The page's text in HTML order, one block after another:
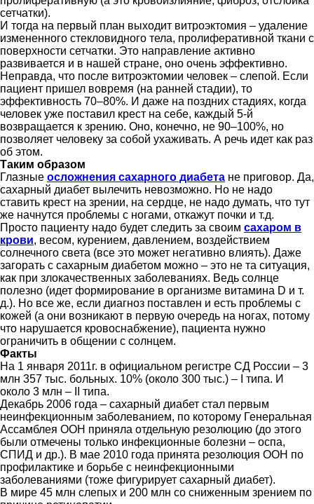
сетчатки).
И тогда на первый план выходит витроэктомия – удаление
измененного стекловидного тела, пролиферативной ткани с
поверхности сетчатки. Это направление активно
развивается и в нашей стране, оно очень эффективно.
Неправда, что после витроэктомии человек – слепой. Если
пациент пришел вовремя (на ранней стадии), то
эффективность 70–80%. И даже на поздних стадиях, когда
человек уже поставил крест на себе, каждый 5-й
возвращается к зрению. Оно, конечно, не 90–100%, но
позволяет человеку за собой ухаживать. А речь идет как раз
об этом.
Таким образом
Глазные осложнения сахарного диабета не приговор. Да,
сахарный диабет вылечить невозможно. Но не надо
ставить крест на зрении, на сердце, не надо думать, что тут
же начнутся проблемы с ногами, откажут почки и т.д.
Просто пациенту надо будет следить за своим сахаром в
крови, весом, курением, давлением, воздействием
солнечного света (все это может негативно влиять). Даже
загорать с сахарным диабетом можно – это не та ситуация,
как при злокачественных заболеваниях. Ведь солнце
полезно (идет формирование в организме витамина D и т.
д.). Но все же, если диагноз поставлен и есть проблемы с
кожей (а они возникают в первую очередь на ногах, потому
что нарушается кровоснабжение), пациента нужно
ограничить в общении с солнцем.
Факты
На 1 января 2011г. в официальном регистре СД России – 3
млн 357 тыс. больных. 10% (около 300 тыс.) – I типа. И
около 3 млн – II типа.
Декабрь 2006 года – сахарный диабет стал первым
неинфекционным заболеванием, по которому Генеральная
Ассамблея ООН приняла отдельную резолюцию (до этого
были отмечены только инфекционные болезни – оспа,
СПИД и др.). В мае 2010 года принята резолюция ООН по
профилактике и борьбе с неинфекционными
заболеваниями (тоже фигурирует сахарный диабет).
В мире 45 млн слепых и 200 млн со сниженным зрением по